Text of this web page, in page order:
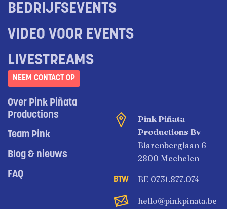
BEDRIJFSEVENTS
VIDEO VOOR EVENTS
LIVESTREAMS
NEEM CONTACT OP
Over Pink Piñata
Productions
Team Pink
Blog & nieuws
FAQ
Pink Piñata
Productions Bv
Blarenberglaan 6
2800 Mechelen
BE 0731.877.074
hello@pinkpinata.be